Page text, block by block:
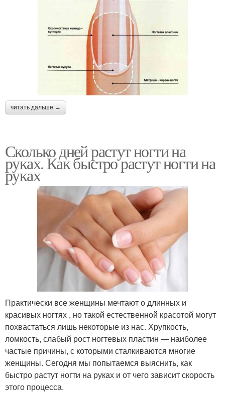
читать дальше →
Сколько дней растут ногти на
руках. Как быстро растут ногти на
руках
Практически все женщины мечтают о длинных и
красивых ногтях , но такой естественной красотой могут
похвастаться лишь некоторые из нас. Хрупкость,
ломкость, слабый рост ногтевых пластин — наиболее
частые причины, с которыми сталкиваются многие
женщины. Сегодня мы попытаемся выяснить, как
быстро растут ногти на руках и от чего зависит скорость
этого процесса.